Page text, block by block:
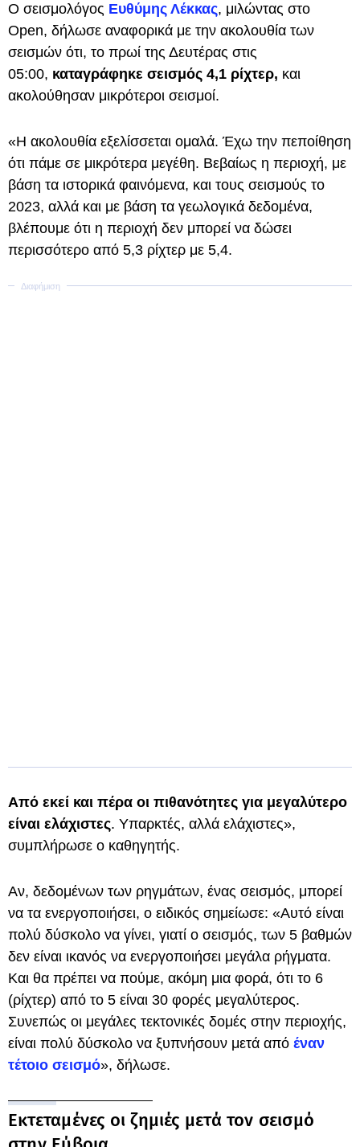
Ο σεισμολόγος Ευθύμης Λέκκας, μιλώντας στο
Open, δήλωσε αναφορικά με την ακολουθία των
σεισμών ότι, το πρωί της Δευτέρας στις
05:00, καταγράφηκε σεισμός 4,1 ρίχτερ, και
ακολούθησαν μικρότεροι σεισμοί.
«Η ακολουθία εξελίσσεται ομαλά. Έχω την πεποίθηση
ότι πάμε σε μικρότερα μεγέθη. Βεβαίως η περιοχή, με
βάση τα ιστορικά φαινόμενα, και τους σεισμούς το
2023, αλλά και με βάση τα γεωλογικά δεδομένα,
βλέπουμε ότι η περιοχή δεν μπορεί να δώσει
περισσότερο από 5,3 ρίχτερ με 5,4.
Από εκεί και πέρα οι πιθανότητες για μεγαλύτερο
είναι ελάχιστες. Υπαρκτές, αλλά ελάχιστες»,
συμπλήρωσε ο καθηγητής.
Αν, δεδομένων των ρηγμάτων, ένας σεισμός, μπορεί
να τα ενεργοποιήσει, ο ειδικός σημείωσε: «Αυτό είναι
πολύ δύσκολο να γίνει, γιατί ο σεισμός, των 5 βαθμών
δεν είναι ικανός να ενεργοποιήσει μεγάλα ρήγματα.
Και θα πρέπει να πούμε, ακόμη μια φορά, ότι το 6
(ρίχτερ) από το 5 είναι 30 φορές μεγαλύτερος.
Συνεπώς οι μεγάλες τεκτονικές δομές στην περιοχής,
είναι πολύ δύσκολο να ξυπνήσουν μετά από έναν
τέτοιο σεισμό», δήλωσε.
Εκτεταμένες οι ζημιές μετά τον σεισμό